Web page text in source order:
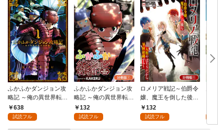
ふかふかダンジョン攻
略記 ～俺の異世界転生
冒険譚～ 1巻
638
試読フル
ふかふかダンジョン攻
略記 ～俺の異世界転生
冒険譚～【分冊版】 1
巻
132
試読フル
ロメリア戦記～伯爵令
嬢、魔王を倒した後も
人類やばそうだから軍
隊組織する～【分冊
132
試読フル